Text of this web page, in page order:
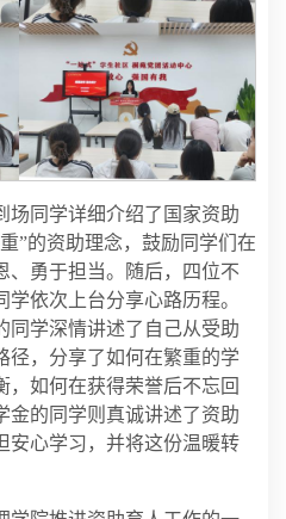
场同学详细介绍了国家资助
”的资助理念，鼓励同学们在
、勇于担当。随后，四位不
依次上台分享心路历程。
同学深情讲述了自己从受助
径，分享了如何在繁重的学
，如何在获得荣誉后不忘回
金的同学则真诚讲述了资助
安心学习，并将这份温暖转